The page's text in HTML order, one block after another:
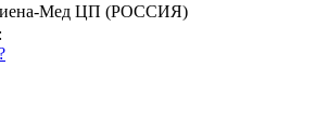
Мед ЦП (РОССИЯ)